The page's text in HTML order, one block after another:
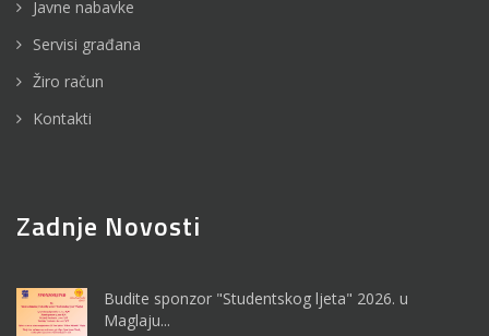
Javne nabavke
Servisi građana
Žiro račun
Kontakti
Zadnje Novosti
Budite sponzor "Studentskog ljeta" 2026. u
Maglaju...